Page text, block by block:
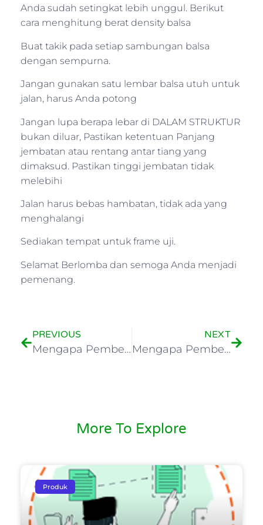
Anda sudah setingkat lebih unggul. Berikut
cara menghitung berat density balsa
Buat takik pada setiap sambungan balsa
dengan sempurna.
Jangan gunakan satu lembar balsa utuh untuk
jalan, harus Anda potong
Jangan lupa berapa lebar di DALAM STRUKTUR
bukan diluar, Pastikan ketentuan Panjang
jembatan atau rentang antar tiang yang
dimaksud. Pastikan tinggi jembatan tidak
melebihi
Jalan harus bebas hambatan, tidak ada yang
menghalangi
Sediakan tempat untuk frame uji.
Selamat Berlomba dan semoga Anda menjadi
pemenang.
PREVIOUS
Mengapa Pembeli memilih Kayu Balsa Wood Bersertifikat VLK
NEXT
Mengapa Pembeli Harus Tahu Density Kayu Balsa
More To Explore
Produk